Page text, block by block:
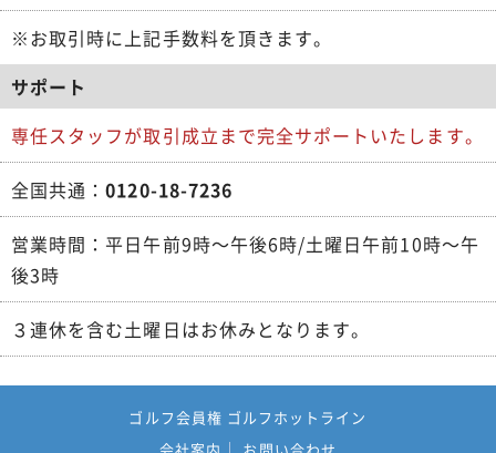
※お取引時に上記手数料を頂きます。
サポート
専任スタッフが取引成立まで完全サポートいたします。
全国共通：0120-18-7236
営業時間：平日午前9時～午後6時/土曜日午前10時～午
後3時
３連休を含む土曜日はお休みとなります。
ゴルフ会員権 ゴルフホットライン